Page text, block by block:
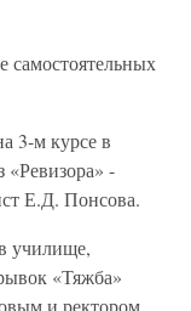
самостоятельных
3-м курсе в
-
Е.Д. Понсова.
училище,
«Тяжба»